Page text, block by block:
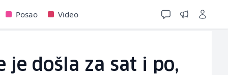
Posao Video
je došla za sat i po,